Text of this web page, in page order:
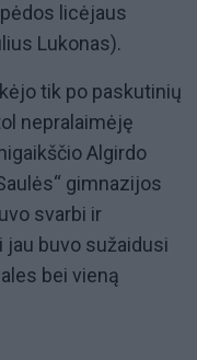
licėjaus
Lukonas).
tik po paskutinių
nepralaimėję
Algirdo
gimnazijos
svarbi ir
jau buvo sužaidusi
bei vieną